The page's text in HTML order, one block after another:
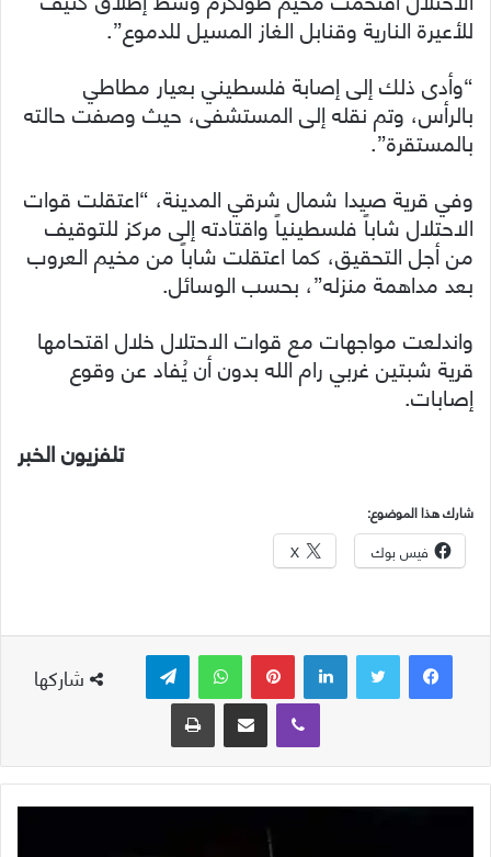
للأعيرة النارية وقنابل الغاز المسيل للدموع”.
“وأدى ذلك إلى إصابة فلسطيني بعيار مطاطي
بالرأس، وتم نقله إلى المستشفى، حيث وصفت حالته
بالمستقرة”.
وفي قرية صيدا شمال شرقي المدينة، “اعتقلت قوات
الاحتلال شاباً فلسطينياً واقتادته إلى مركز للتوقيف
من أجل التحقيق، كما اعتقلت شاباً من مخيم العروب
بعد مداهمة منزله”، بحسب الوسائل.
واندلعت مواجهات مع قوات الاحتلال خلال اقتحامها
قرية شبتين غربي رام الله بدون أن يُفاد عن وقوع
إصابات.
تلفزيون الخبر
شارك هذا الموضوع:
فيس بوك X
شاركها
لينكدإن بينتيريست واتساب
ڤايبر
مشاركة عبر البريد طباعة